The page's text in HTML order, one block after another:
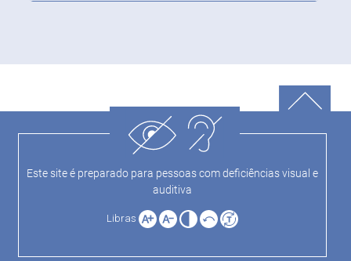
Este site é preparado para pessoas com deficiências visual e
auditiva
Libras